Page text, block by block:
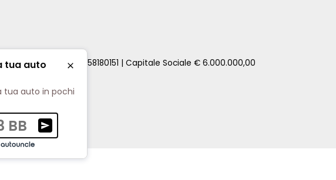
| P.IVA e C.F. 00858180151 | Capitale Sociale € 6.000.000,00
di tracciamento
tua auto
Chiudi
tua auto in pochi
Ricevi una valutazione della tua auto senza impegno